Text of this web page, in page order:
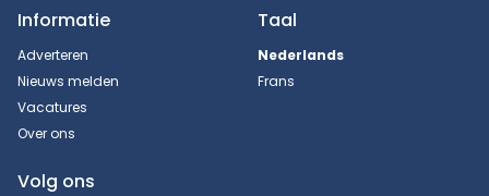
Informatie
Adverteren
Nieuws melden
Vacatures
Over ons
Taal
Nederlands
Frans
Volg ons